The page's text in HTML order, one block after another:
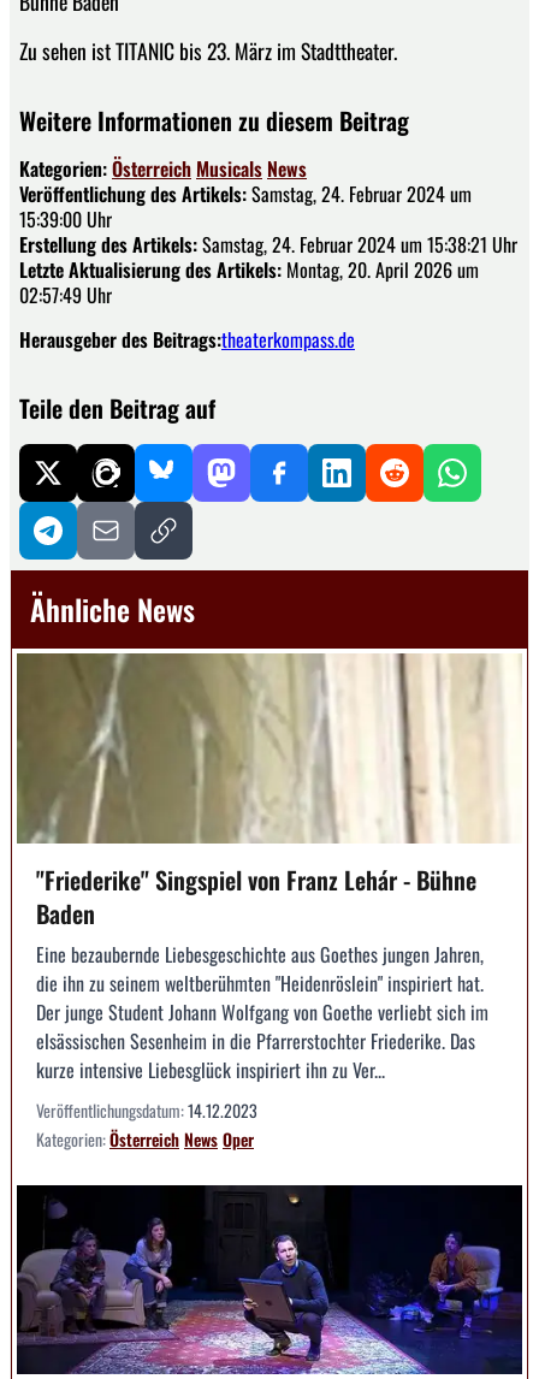
Zu sehen ist TITANIC bis 23. März im Stadttheater.
Weitere Informationen zu diesem Beitrag
Kategorien:Österreich Musicals News
Veröffentlichung des Artikels:Samstag, 24. Februar 2024 um
15:39:00 Uhr
Erstellung des Artikels:Samstag, 24. Februar 2024 um 15:38:21 Uhr
Letzte Aktualisierung des Artikels: Montag, 20. April 2026 um
02:57:49 Uhr
Herausgeber des Beitrags:theaterkompass.de
Teile den Beitrag auf
Ähnliche News
"Friederike" Singspiel von Franz Lehár - Bühne
Baden
Eine bezaubernde Liebesgeschichte aus Goethes jungen Jahren,
die ihn zu seinem weltberühmten "Heidenröslein" inspiriert hat.
Der junge Student Johann Wolfgang von Goethe verliebt sich im
elsässischen Sesenheim in die Pfarrerstochter Friederike. Das
kurze intensive Liebesglück inspiriert ihn zu Ver...
Veröffentlichungsdatum:14.12.2023
Kategorien:ÖsterreichNewsOper